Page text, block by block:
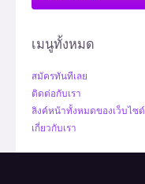
เมนูทั้งหมด
สมัครทันทีเลย
ติดต่อกับเรา
ลิงค์หน้าทั้งหมดของเว็บไซต์
เกี่ยวกับเรา